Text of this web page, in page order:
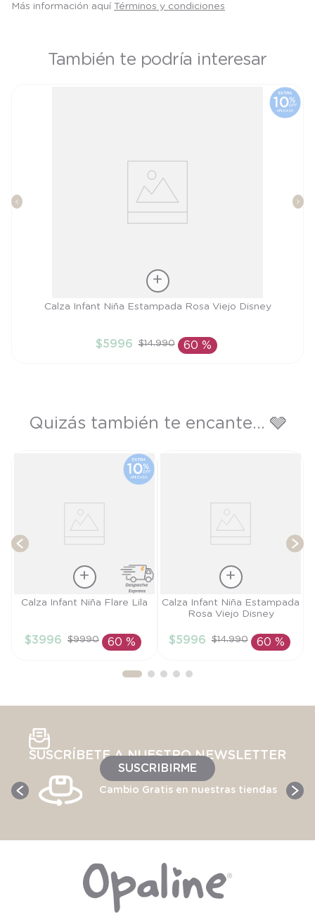
Más información aquí Términos y condiciones
También te podría interesar
AÑADIR AL CARRITO
Calza Infant Niña Estampada Rosa Viejo Disney
$5996 $14.990 60 %
Quizás también te encante... 🩶
Talla
AÑADIR AL
Calza Infant Niña Flare Lila
$3996 $9990 60 %
Talla
AÑADIR AL
Calza Infant Niña Estampada
Rosa Viejo Disney
$5996 $14.990 60 %
SUSCRÍBETE A NUESTRO NEWSLETTER
SUSCRIBIRME
Cambio Gratis en nuestras tiendas